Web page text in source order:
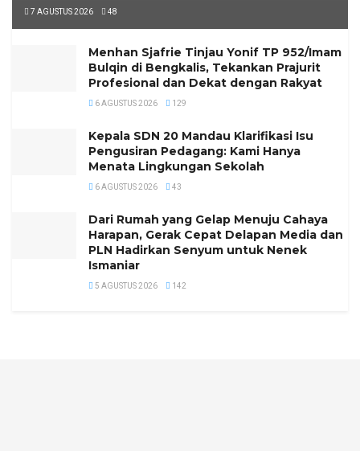
7 AGUSTUS 2026 48
Menhan Sjafrie Tinjau Yonif TP 952/Imam
Bulqin di Bengkalis, Tekankan Prajurit
Profesional dan Dekat dengan Rakyat
6 AGUSTUS 2026 129
Kepala SDN 20 Mandau Klarifikasi Isu
Pengusiran Pedagang: Kami Hanya
Menata Lingkungan Sekolah
6 AGUSTUS 2026 43
Dari Rumah yang Gelap Menuju Cahaya
Harapan, Gerak Cepat Delapan Media dan
PLN Hadirkan Senyum untuk Nenek
Ismaniar
5 AGUSTUS 2026 142